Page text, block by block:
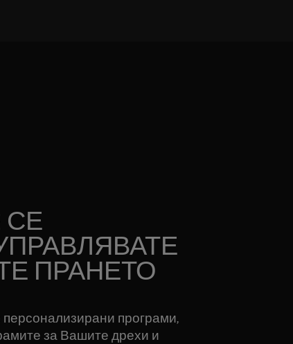
СЕ
ПРАНЕТО
програми,
за Вашите дрехи и